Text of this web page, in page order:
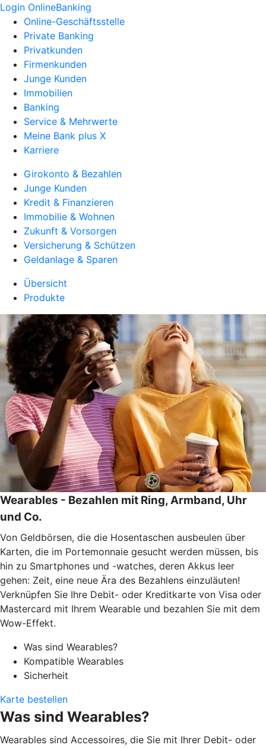
Login OnlineBanking
Online-Geschäftsstelle
Private Banking
Privatkunden
Firmenkunden
Junge Kunden
Immobilien
Banking
Service & Mehrwerte
Meine Bank plus X
Karriere
Girokonto & Bezahlen
Junge Kunden
Kredit & Finanzieren
Immobilie & Wohnen
Zukunft & Vorsorgen
Versicherung & Schützen
Geldanlage & Sparen
Übersicht
Produkte
Wearables - Bezahlen mit Ring, Armband, Uhr
und Co.
Von Geldbörsen, die die Hosentaschen ausbeulen über
Karten, die im Portemonnaie gesucht werden müssen, bis
hin zu Smartphones und -watches, deren Akkus leer
gehen: Zeit, eine neue Ära des Bezahlens einzuläuten!
Verknüpfen Sie Ihre Debit- oder Kreditkarte von Visa oder
Mastercard mit Ihrem Wearable und bezahlen Sie mit dem
Wow-Effekt.
Was sind Wearables?
Kompatible Wearables
Sicherheit
Karte bestellen
Was sind Wearables?
Wearables sind Accessoires, die Sie mit Ihrer Debit- oder